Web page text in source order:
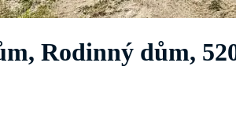
Rodinný dům,